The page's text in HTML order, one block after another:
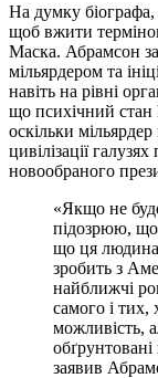
На думку
щоб вжити
Маска. Абрамсон
мільярдером та
навіть на рівні
що психічний стан
оскільки
цивілізації
новообраного
«Якщо не
підозрюю, що
що ця людина
зробить з
найближчі
самого і тих,
можливість,
заявив